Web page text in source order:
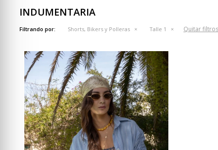
INDUMENTARIA
Filtrando por: Shorts, Bikers y Polleras Talle 1 Quitar filtros